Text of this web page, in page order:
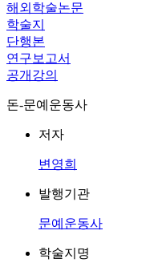
해외학술논문
학술지
단행본
연구보고서
공개강의
돈-문예운동사
저자
변영희
발행기관
문예운동사
학술지명